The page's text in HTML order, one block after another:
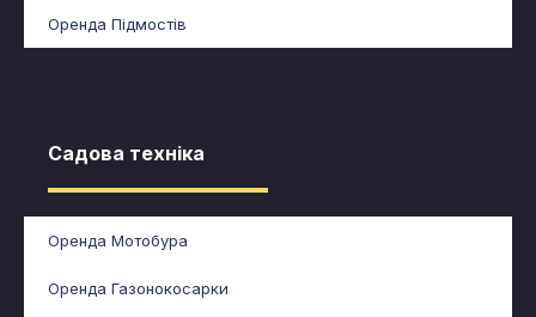
Оренда Підмостів
Садова техніка​
Оренда Мотобура
Оренда Газонокосарки